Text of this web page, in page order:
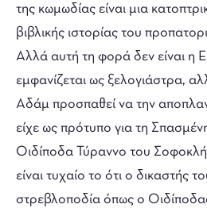
της κωμωδίας είναι μια
βιβλικής ιστορίας του
Αλλά αυτή τη φορά δεν είναι η
εμφανίζεται ως ξελογιάστρα,
Αδάμ προσπαθεί να την
είχε ως πρότυπο για τη
Οιδίποδα Τύραννο του
είναι τυχαίο το ότι ο δικαστής
στρεβλοποδία όπως ο